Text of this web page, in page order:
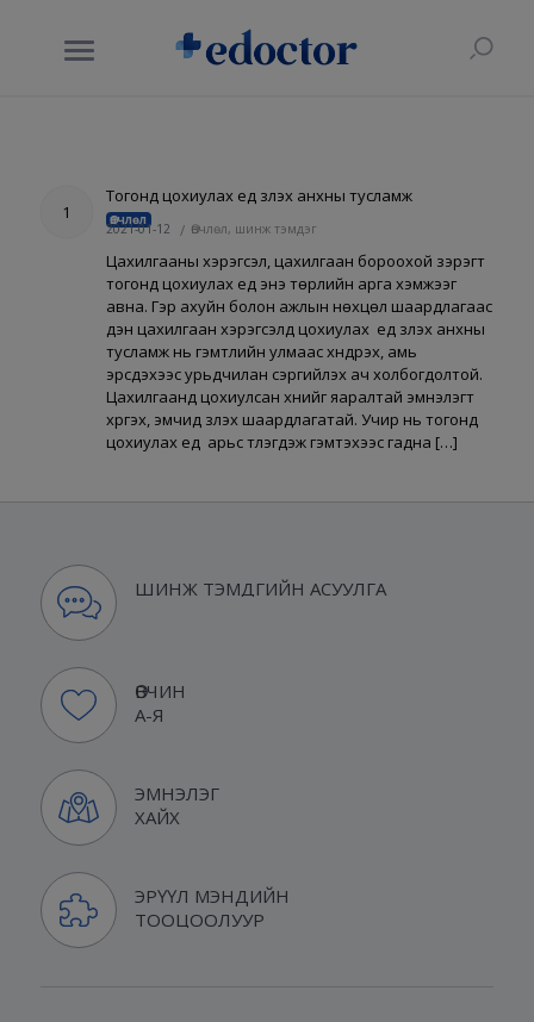
1
Тогонд цохиулах үед үзүүлэх анхны тусламж
Өвчлөл
2021-01-12 / Өвчлөл, шинж тэмдэг
Цахилгааны хэрэгсэл, цахилгаан бороохой зэрэгт
тогонд цохиулах үед энэ төрлийн арга хэмжээг
авна. Гэр ахуйн болон ажлын нөхцөл шаардлагаас
үүдэн цахилгаан хэрэгсэлд цохиулах үед үзүүлэх анхны
тусламж нь гэмтлийн улмаас хүндрэх, амь
эрсдэхээс урьдчилан сэргийлэх ач холбогдолтой.
Цахилгаанд цохиулсан хүнийг яаралтай эмнэлэгт
хүргэх, эмчид үзүүлэх шаардлагатай. Учир нь тогонд
цохиулах үед арьс түлэгдэж гэмтэхээс гадна […]
ШИНЖ ТЭМДГИЙН АСУУЛГА
ӨВЧИН
А-Я
ЭМНЭЛЭГ
ХАЙХ
ЭРҮҮЛ МЭНДИЙН
ТООЦООЛУУР